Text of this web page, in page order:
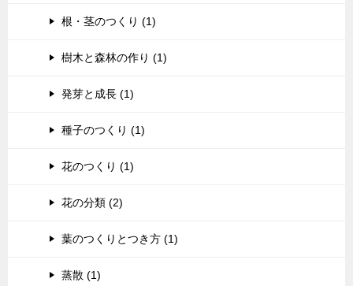
根・茎のつくり (1)
樹木と森林の作り (1)
発芽と成長 (1)
種子のつくり (1)
花のつくり (1)
花の分類 (2)
葉のつくりとつき方 (1)
蒸散 (1)